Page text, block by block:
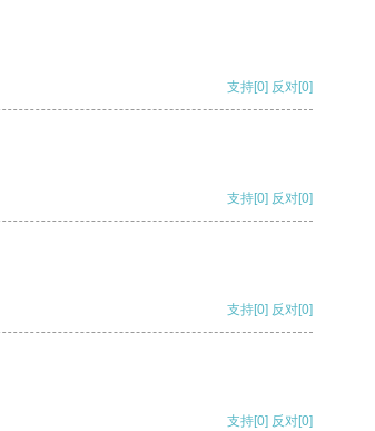
支持[0] 反对[0]
支持[0] 反对[0]
支持[0] 反对[0]
支持[0] 反对[0]